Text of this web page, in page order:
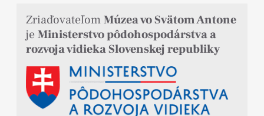
ZriaďovateľomMúzea vo Svätom Antone
je Ministerstvo pôdohospodárstva a
rozvoja vidieka Slovenskej republiky